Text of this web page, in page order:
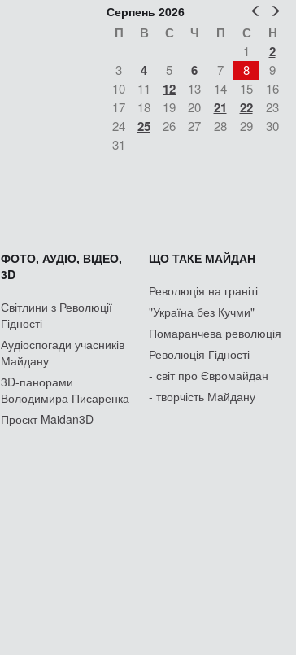
Попер
Серпень 2026
П В С Ч П С Н
1 2
3 4 5 6 7 8
9
10
11 12 13 14 15
16
17
18 19 20 21 22
23
24
25 26 27 28 29
30
31
ФОТО, АУДІО, ВІДЕО,
3D
Світлини з Революції
Гідності
Аудіоспогади учасників
Майдану
3D-панорами
Володимира Писаренка
Проєкт Maidan3D
ЩО ТАКЕ МАЙДАН
Революція на граніті
"Україна без Кучми"
Помаранчева революція
Революція Гідності
- світ про Євромайдан
- творчість Майдану